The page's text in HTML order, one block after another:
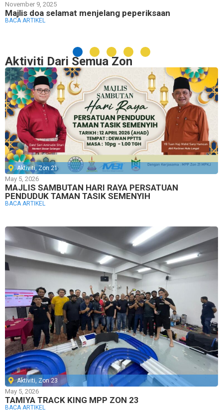
November 9, 2025
Majlis doa selamat menjelang peperiksaan
BACA ARTIKEL
Aktiviti Dari Semua Zon
Aktiviti,Zon 21
May 5, 2026
MAJLIS SAMBUTAN HARI RAYA PERSATUAN
PENDUDUK TAMAN TASIK SEMENYIH
BACA ARTIKEL
Aktiviti, Zon 23
May 5, 2026
TAMIYA TRACK KING MPP ZON 23
BACA ARTIKEL